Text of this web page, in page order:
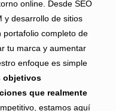
online. Desde SEO
y desarrollo de sitios
portafolio completo de
tu marca y aumentar
enfoque es simple
objetivos
que realmente
estamos aquí